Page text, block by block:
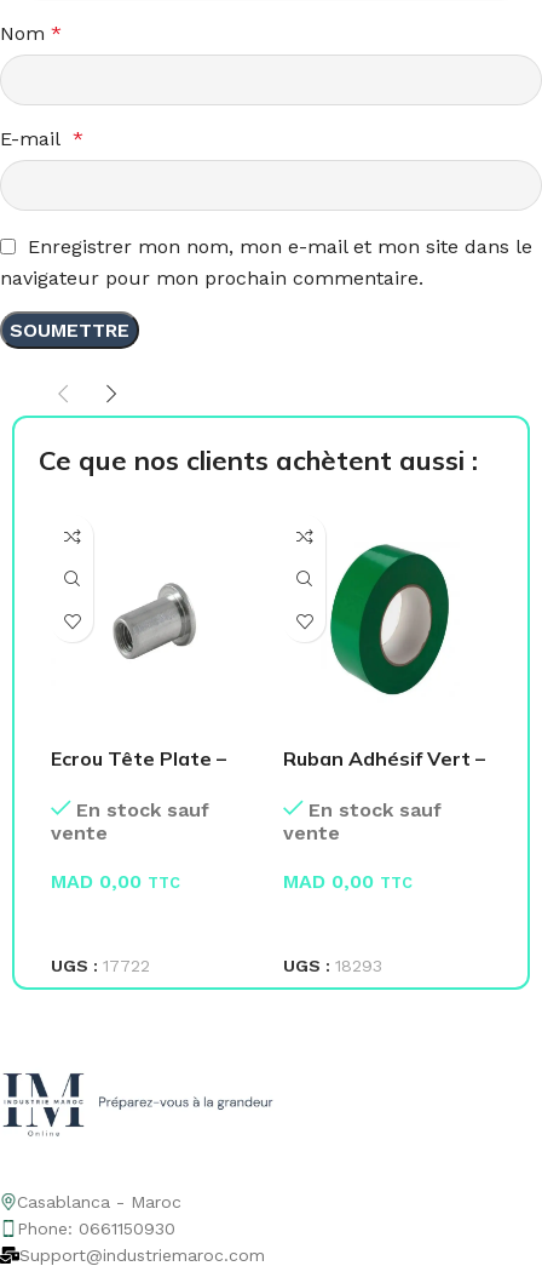
Nom *
E-mail *
Enregistrer mon nom, mon e-mail et mon site dans le
navigateur pour mon prochain commentaire.
Ce que nos clients achètent aussi :
Ecrou Tête Plate –
En stock sauf
vente
MAD 0,00 TTC
UGS : 17722
Ruban Adhésif Vert –
En stock sauf
vente
MAD 0,00 TTC
UGS : 18293
Casablanca - Maroc
Phone: 0661150930
Support@industriemaroc.com